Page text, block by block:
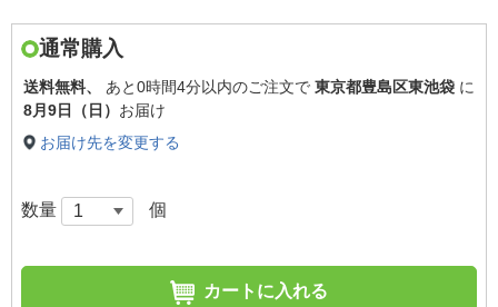
通常購入
送料無料、 あと0時間4分以内のご注文で 東京都豊島区東池袋 に
8月9日（日） お届け
お届け先を変更する
数量 個
カートに入れる